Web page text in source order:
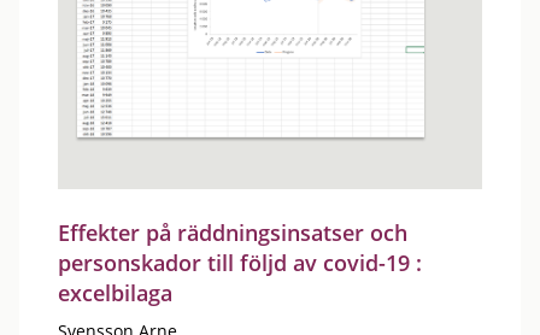
Effekter på räddningsinsatser och
personskador till följd av covid-19 :
excelbilaga